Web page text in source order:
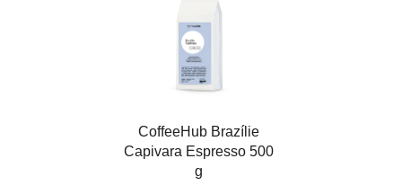
CoffeeHub Brazílie
Capivara Espresso 500
g